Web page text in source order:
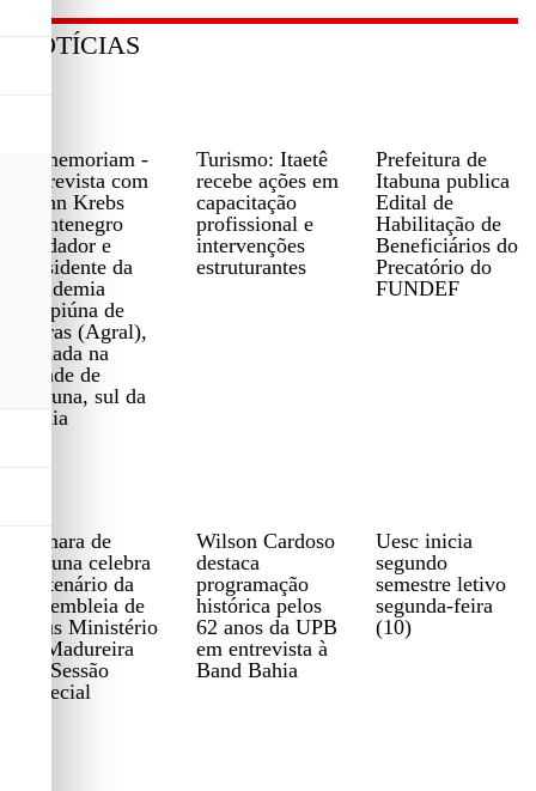
NOTÍCIAS
In memoriam -
Entrevista com
Ivann Krebs
Montenegro
fundador e
presidente da
Academia
Grapiúna de
Letras (Agral),
sediada na
cidade de
Itabuna, sul da
Bahia
Turismo: Itaetê
recebe ações em
capacitação
profissional e
intervenções
estruturantes
Prefeitura de
Itabuna publica
Edital de
Habilitação de
Beneficiários do
Precatório do
FUNDEF
Câmara de
Itabuna celebra
centenário da
Assembleia de
Deus Ministério
de Madureira
em Sessão
Especial
Wilson Cardoso
destaca
programação
histórica pelos
62 anos da UPB
em entrevista à
Band Bahia
Uesc inicia
segundo
semestre letivo
segunda-feira
(10)